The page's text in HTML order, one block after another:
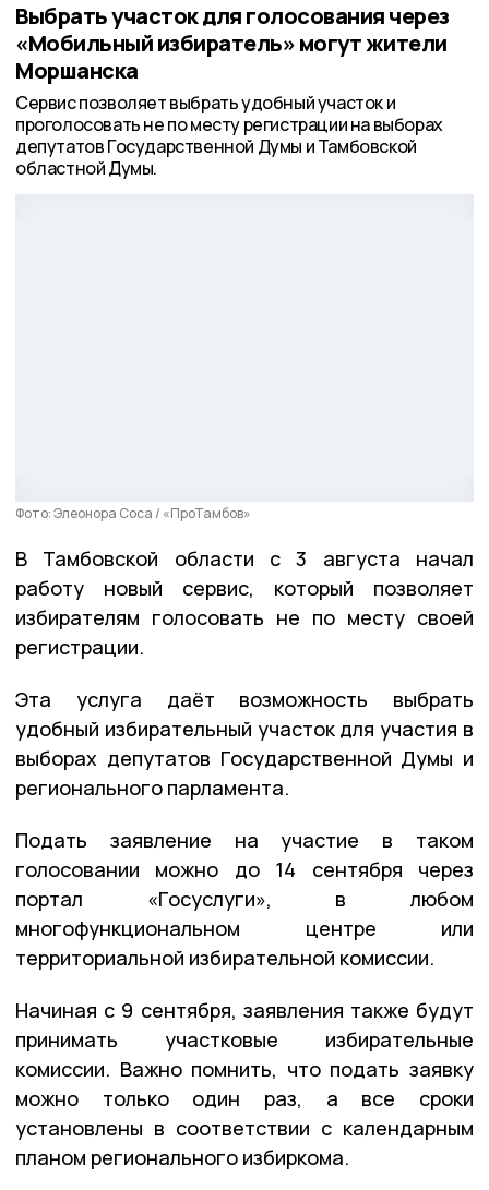
Выбрать участок для голосования через
«Мобильный избиратель» могут жители
Моршанска
Сервис позволяет выбрать удобный участок и
проголосовать не по месту регистрации на выборах
депутатов Государственной Думы и Тамбовской
областной Думы.
Фото: Элеонора Соса / «ПроТамбов»
В Тамбовской области с 3 августа начал
работу новый сервис, который позволяет
избирателям голосовать не по месту своей
регистрации.
Эта услуга даёт возможность выбрать
удобный избирательный участок для участия в
выборах депутатов Государственной Думы и
регионального парламента.
Подать заявление на участие в таком
голосовании можно до 14 сентября через
портал «Госуслуги», в любом
многофункциональном центре или
территориальной избирательной комиссии.
Начиная с 9 сентября, заявления также будут
принимать участковые избирательные
комиссии. Важно помнить, что подать заявку
можно только один раз, а все сроки
установлены в соответствии с календарным
планом регионального избиркома.